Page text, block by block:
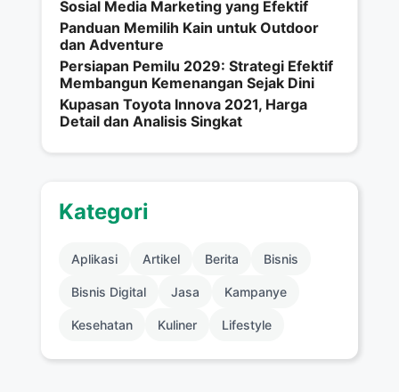
Sosial Media Marketing yang Efektif
Panduan Memilih Kain untuk Outdoor
dan Adventure
Persiapan Pemilu 2029: Strategi Efektif
Membangun Kemenangan Sejak Dini
Kupasan Toyota Innova 2021, Harga
Detail dan Analisis Singkat
Kategori
Aplikasi Artikel Berita Bisnis
Bisnis Digital Jasa Kampanye
Kesehatan Kuliner Lifestyle